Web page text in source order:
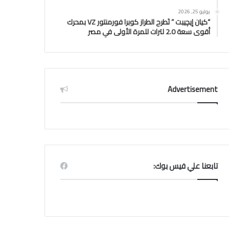
يوليو 25, 2026
“كيان إيچيبت ” تَطرح الطراز كوبرا فورمنتور VZ بمحرك
أقوى سعة 2.0 لترات للمرة الأولى في مصر
Advertisement
تابعنا علي فيس بوك: